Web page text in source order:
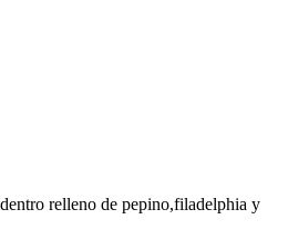
relleno de pepino,filadelphia y